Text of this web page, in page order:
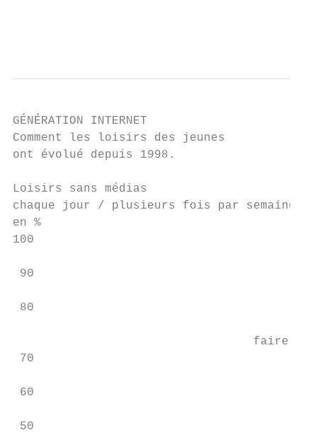
GÉNÉRATION INTERNET
Comment les loisirs des jeunes
ont évolué depuis 1998.
Loisirs sans médias
chaque jour / plusieurs fois par semaine
en %
100
90
80
faire du
70
60
50